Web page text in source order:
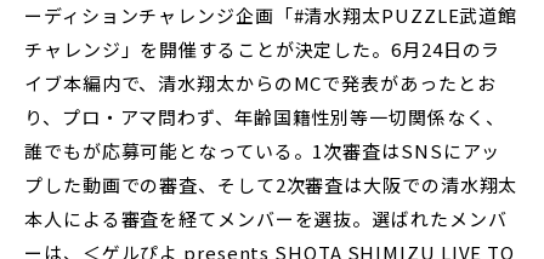
ーディションチャレンジ企画「#清水翔太PUZZLE武道館
チャレンジ」を開催することが決定した。6月24日のラ
イブ本編内で、清水翔太からのMCで発表があったとお
り、プロ・アマ問わず、年齢国籍性別等一切関係なく、
誰でもが応募可能となっている。1次審査はSNSにアッ
プした動画での審査、そして2次審査は大阪での清水翔太
本人による審査を経てメンバーを選抜。選ばれたメンバ
ーは、＜ゲルぴよ presents SHOTA SHIMIZU LIVE TO